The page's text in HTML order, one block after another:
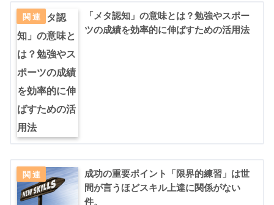
「メタ認知」の意味とは？勉強やスポー
ツの成績を効率的に伸ばすための活用法
成功の重要ポイント「限界的練習」は世
間が言うほどスキル上達に関係がない
件。